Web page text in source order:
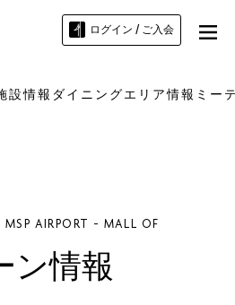
ログイン / ご入会
設情報 ダイニングエリア情報 ミー
MSP AIRPORT - MALL OF
ン情報